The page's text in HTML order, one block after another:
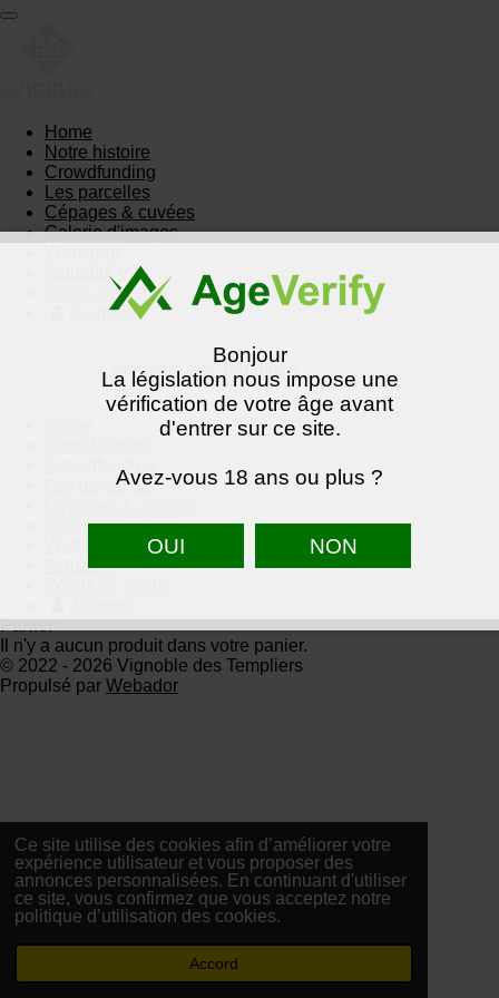
Ce site utilise des cookies afin d’améliorer votre
expérience utilisateur et vous proposer des
annonces personnalisées. En continuant d'utiliser
ce site, vous confirmez que vous acceptez notre
politique d’utilisation des cookies.
Accord
Passer
Home
Notre histoire
Crowdfunding
Les parcelles
Cépages & cuvées
Galerie d'images
Actualité VT
Points de vente
Compte
Vignoble des Templiers
Les parcelles
Galerie d'images
Actualité VT
Panier
Il n'y a aucun produit dans votre panier.
© 2022 - 2026 Vignoble des Templiers
Propulsé par Webador
Bonjour
La législation nous impose une
vérification de votre âge avant
d'entrer sur ce site.
Avez-vous 18 ans ou plus ?